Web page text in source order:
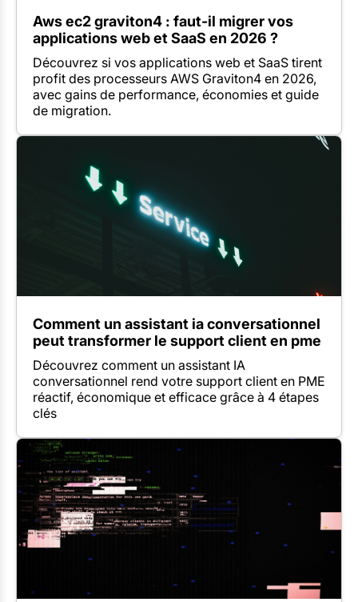
Aws ec2 graviton4 : faut-il migrer vos
applications web et SaaS en 2026 ?
Découvrez si vos applications web et SaaS tirent
profit des processeurs AWS Graviton4 en 2026,
avec gains de performance, économies et guide
de migration.
Comment un assistant ia conversationnel
peut transformer le support client en pme
Découvrez comment un assistant IA
conversationnel rend votre support client en PME
réactif, économique et efficace grâce à 4 étapes
clés